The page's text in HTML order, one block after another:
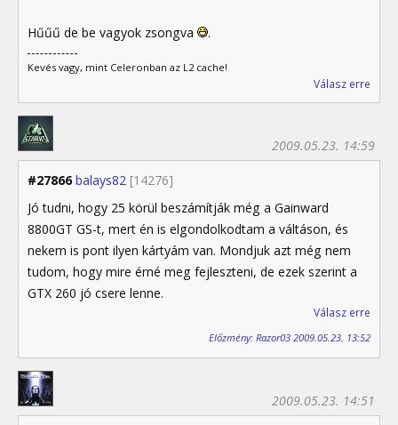
Hűűű de be vagyok zsongva .
Kevés vagy, mint Celeronban az L2 cache!
Válasz erre
#27866 balays82 [14276]
2009.05.23. 14:59
Jó tudni, hogy 25 körül beszámítják még a Gainward
8800GT GS-t, mert én is elgondolkodtam a váltáson, és
nekem is pont ilyen kártyám van. Mondjuk azt még nem
tudom, hogy mire érné meg fejleszteni, de ezek szerint a
GTX 260 jó csere lenne.
Válasz erre
Előzmény: Razor03 2009.05.23. 13:52
2009.05.23. 14:51